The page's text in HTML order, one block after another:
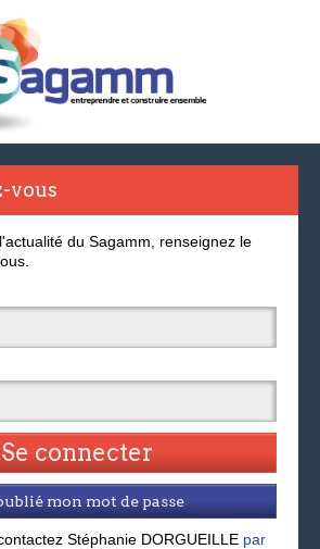
vous
du Sagamm, renseignez le
mon mot de passe
Stéphanie DORGUEILLE par